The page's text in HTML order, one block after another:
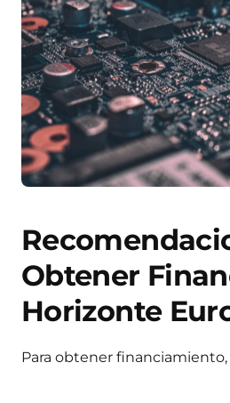
Obtener
Horizonte
Para obtener